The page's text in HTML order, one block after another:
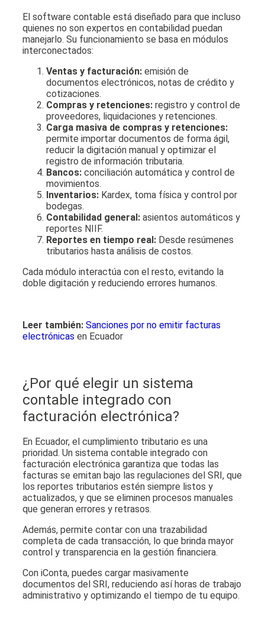
El software contable está diseñado para que incluso
quienes no son expertos en contabilidad puedan
manejarlo. Su funcionamiento se basa en módulos
interconectados:
Ventas y facturación: emisión de
documentos electrónicos, notas de crédito y
cotizaciones.
Compras y retenciones: registro y control de
proveedores, liquidaciones y retenciones.
Carga masiva de compras y retenciones:
permite importar documentos de forma ágil,
reducir la digitación manual y optimizar el
registro de información tributaria.
Bancos: conciliación automática y control de
movimientos.
Inventarios: Kardex, toma física y control por
bodegas.
Contabilidad general: asientos automáticos y
reportes NIIF.
Reportes en tiempo real: Desde resúmenes
tributarios hasta análisis de costos.
Cada módulo interactúa con el resto, evitando la
doble digitación y reduciendo errores humanos.
Leer también: Sanciones por no emitir facturas
electrónicas en Ecuador
¿Por qué elegir un sistema
contable integrado con
facturación electrónica?
En Ecuador, el cumplimiento tributario es una
prioridad. Un sistema contable integrado con
facturación electrónica garantiza que todas las
facturas se emitan bajo las regulaciones del SRI, que
los reportes tributarios estén siempre listos y
actualizados, y que se eliminen procesos manuales
que generan errores y retrasos.
Además, permite contar con una trazabilidad
completa de cada transacción, lo que brinda mayor
control y transparencia en la gestión financiera.
Con iConta, puedes cargar masivamente
documentos del SRI, reduciendo así horas de trabajo
administrativo y optimizando el tiempo de tu equipo.